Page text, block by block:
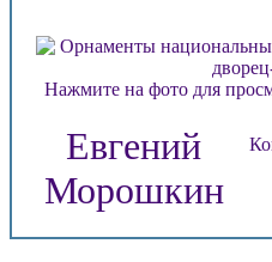
Нажмите на фото для
Евгений
Морошкин